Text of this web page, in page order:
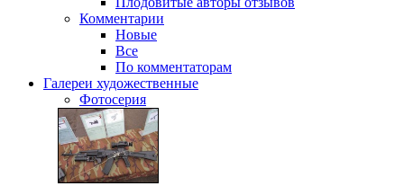
Комментарии
Новые
Все
По комментаторам
Галереи художественные
Фотосерия